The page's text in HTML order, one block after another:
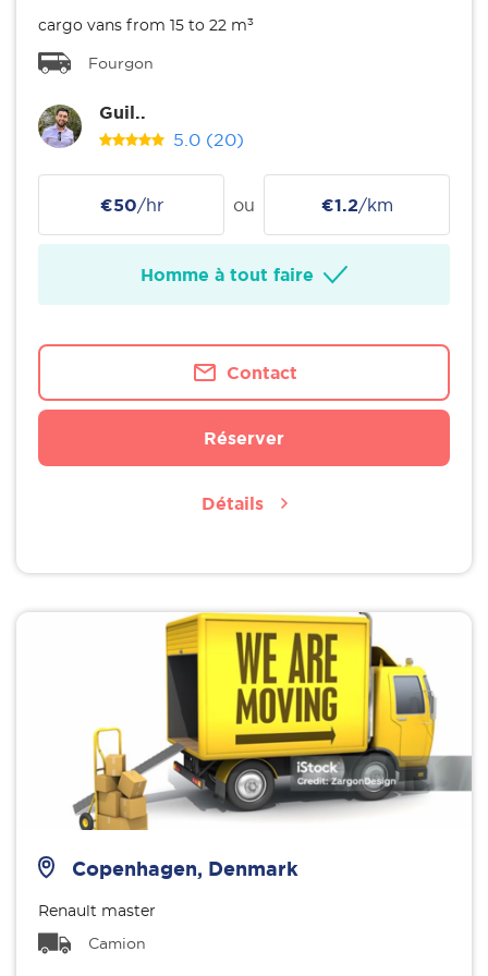
cargo vans from 15 to 22 m³
Fourgon
Guil..
5.0 (20)
€50/hr ou €1.2/km
Homme à tout faire
Contact
Réserver
Détails
Copenhagen, Denmark
Renault master
Camion